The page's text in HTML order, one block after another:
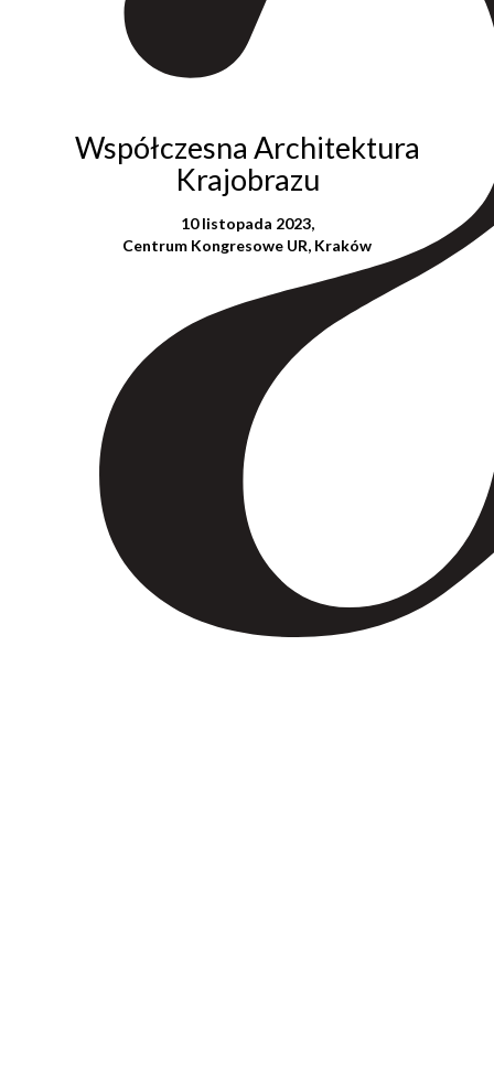
Współczesna Architektura
Krajobrazu
10 listopada 2023,
Centrum Kongresowe UR, Kraków